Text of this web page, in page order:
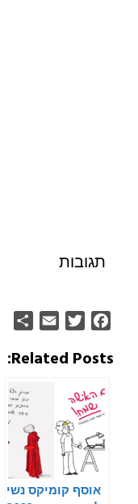
תגובות
Facebook
Twitter
Email
Related Posts:
אוסף קומיקס נשי